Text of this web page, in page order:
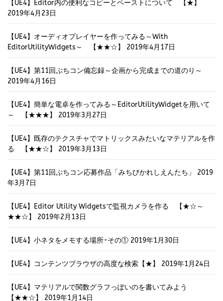
【UE4】Editor内の便利なコピーとペーストについて 【★】
2019年4月23日
【UE4】オーディオプレイヤーを作ってみる～With
EditorUtilityWidgets～ 【★★☆】
2019年4月17日
【UE4】第11回ぷちコン備忘録～企画から完成までの道のり～
2019年4月16日
【UE4】簡単な電卓を作ってみる～EditorUtilityWidgetを用いて
～ 【★★★】
2019年3月27日
【UE4】既存のテクスチャでマトリックスみたいなマテリアルを作
る 【★★☆】
2019年3月13日
【UE4】第11回ぷちコン応募作品「みちびかれしえんたち」
2019
年3月7日
【UE4】Editor Utility Widgetsで監視カメラを作る 【★☆～
★★☆】
2019年2月13日
【UE4】小ネタをメモする場所-その① 2019年1月30日
【UE4】コンテンツブラウザの高度な検索【★】 2019年1月24日
【UE4】マテリアルで関数グラフっぽいのを書いてみよう
【★★☆】
2019年1月14日